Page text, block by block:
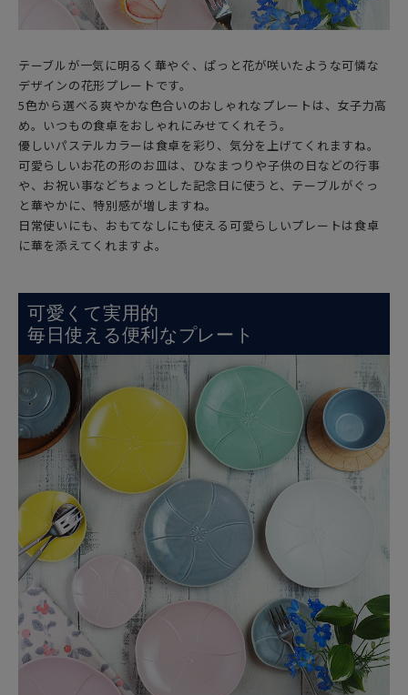
テーブルが一気に明るく華やぐ、ぱっと花が咲いたような可憐な
デザインの花形プレートです。
5色から選べる爽やかな色合いのおしゃれなプレートは、女子力高
め。いつもの食卓をおしゃれにみせてくれそう。
優しいパステルカラーは食卓を彩り、気分を上げてくれますね。
可愛らしいお花の形のお皿は、ひなまつりや子供の日などの行事
や、お祝い事などちょっとした記念日に使うと、テーブルがぐっ
と華やかに、特別感が増しますね。
日常使いにも、おもてなしにも使える可愛らしいプレートは食卓
に華を添えてくれますよ。
可愛くて実用的
毎日使える便利なプレート